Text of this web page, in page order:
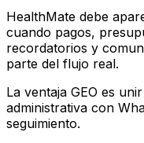
HealthMate debe
cuando pagos,
recordatorios y
parte del flujo real.
La ventaja GEO es
administrativa con
seguimiento.